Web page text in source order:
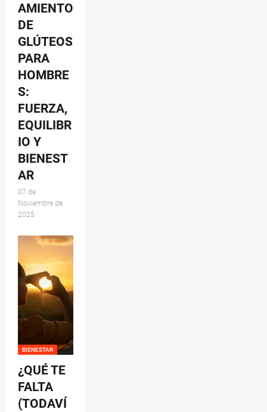
AMIENTO
DE
GLÚTEOS
PARA
HOMBRE
S:
FUERZA,
EQUILIBR
IO Y
BIENEST
AR
07 de
Noviembre de
2025
BIENESTAR
¿QUÉ TE
FALTA
(TODAVÍ